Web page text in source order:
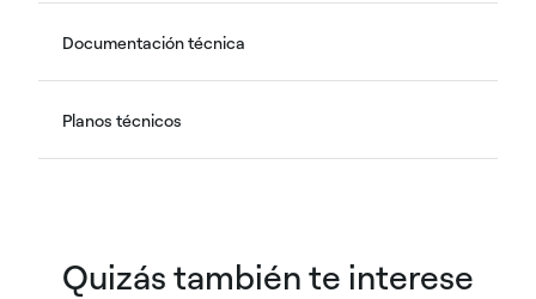
Documentación técnica
Planos técnicos
Quizás también te interese